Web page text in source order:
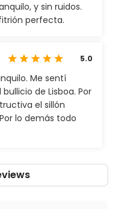
y sin ruidos.
perfecta.
5.0
Me sentí
de Lisboa. Por
el sillón
lo demás todo